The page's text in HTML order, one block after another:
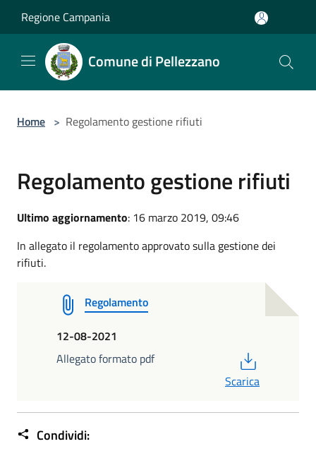
Regione Campania
Comune di Pellezzano
Home > Regolamento gestione rifiuti
Regolamento gestione rifiuti
Ultimo aggiornamento: 16 marzo 2019, 09:46
In allegato il regolamento approvato sulla gestione dei
rifiuti.
Regolamento
12-08-2021
Allegato formato pdf
Scarica
Condividi: